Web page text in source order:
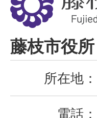
枝
市
Fujieda
City
藤枝市役所
所在地：
電話：